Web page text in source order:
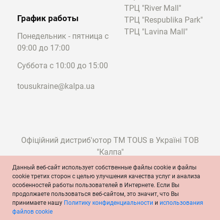
Вы сможете в Одессе купить ювелирные
украшения различных видов, включая
кулоны;
цепочки;
каффы ;
браслеты;
Если вас заинтересовали стильные
ювелирные изделия в Украине, и в Одессе
украшений с инкрустацией. Обычно
мастера используют различные
драгоценные и полудрагоценные камни:
аметисты;
График работы
Понедельник - пятница с
09:00 до 17:00
Суббота с 10:00 до 15:00
tousukraine@kalpa.ua
ТРЦ "River Mall"
ТРЦ "Respublika Park"
ТРЦ "Lavina Mall"
Офіційний дистриб'ютор ТМ TOUS в Україні ТОВ
"Калпа"
© TOUS, ювелиры с 1920 года
Условия и положения
Политика конфиденциальности
Политика cookie
Данный веб-сайт использует собственные файлы cookie и файлы
cookie третих сторон с целью улучшения качества услуг и анализа
особенностей работы пользователей в Интернете. Если Вы
продолжаете пользоваться веб-сайтом, это значит, что Вы
принимаете нашу Политику конфиденциальности и использования
файлов cookie